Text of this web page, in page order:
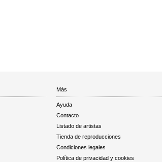
Más
Ayuda
Contacto
Listado de artistas
Tienda de reproducciones
Condiciones legales
Política de privacidad y cookies